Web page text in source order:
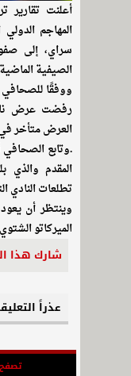
أعلنت تقارير
المهاجم
سراي، إلى
الصيفية
ووفقًا للصحافي
رفضت عرض
العرض متأخر في
.وتابع
تطلعات النادي
وينتظر أن
الميركاتو
شارك هذا
عذراً